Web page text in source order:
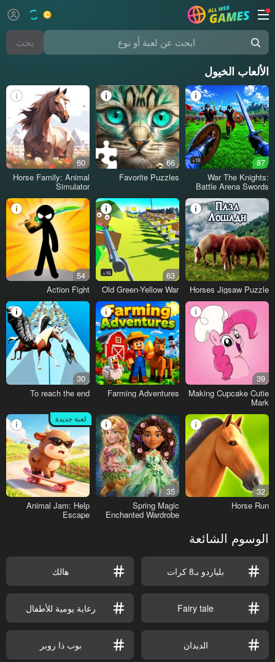
ابحث عن لعبة أو نوع بحث
الألعاب الخيول
87
16+
War The Knights:
Battle Arena Swords
66
Favorite Puzzles
60
Horse Family: Animal
Simulator
Horses Jigsaw Puzzle
63
16+
Old Green-Yellow War
54
Action Fight
39
Making Cupcake Cutie
Mark
Farming Adventures
30
To reach the end
32
Horse Run
35
Spring Magic
Enchanted Wardrobe
لعبة جديدة
Animal Jam: Help
Escape
الوسوم الشائعة
بلياردو بـ8 كرات هالك
Fairy tale رعاية يومية للأطفال
الديدان بوب ذا روبر